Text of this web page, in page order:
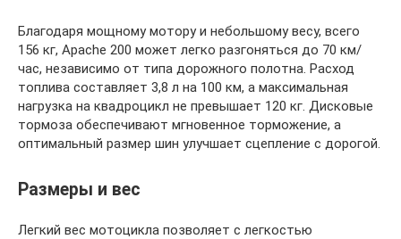
Благодаря мощному мотору и небольшому весу, всего
156 кг, Apache 200 может легко разгоняться до 70 км/
час, независимо от типа дорожного полотна. Расход
топлива составляет 3,8 л на 100 км, а максимальная
нагрузка на квадроцикл не превышает 120 кг. Дисковые
тормоза обеспечивают мгновенное торможение, а
оптимальный размер шин улучшает сцепление с дорогой.
Размеры и вес
Легкий вес мотоцикла позволяет с легкостью